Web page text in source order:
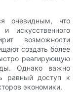
очевидным, что
искусственного
возможности
создать более
реагирующую
Однако важно
равный доступ к
экономики.